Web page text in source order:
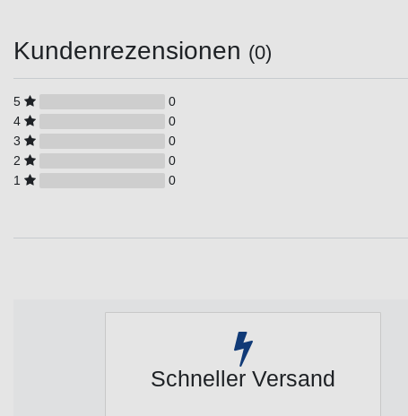
Kundenrezensionen (0)
5
0
4
0
3
0
2
0
1
0
Schneller Versand